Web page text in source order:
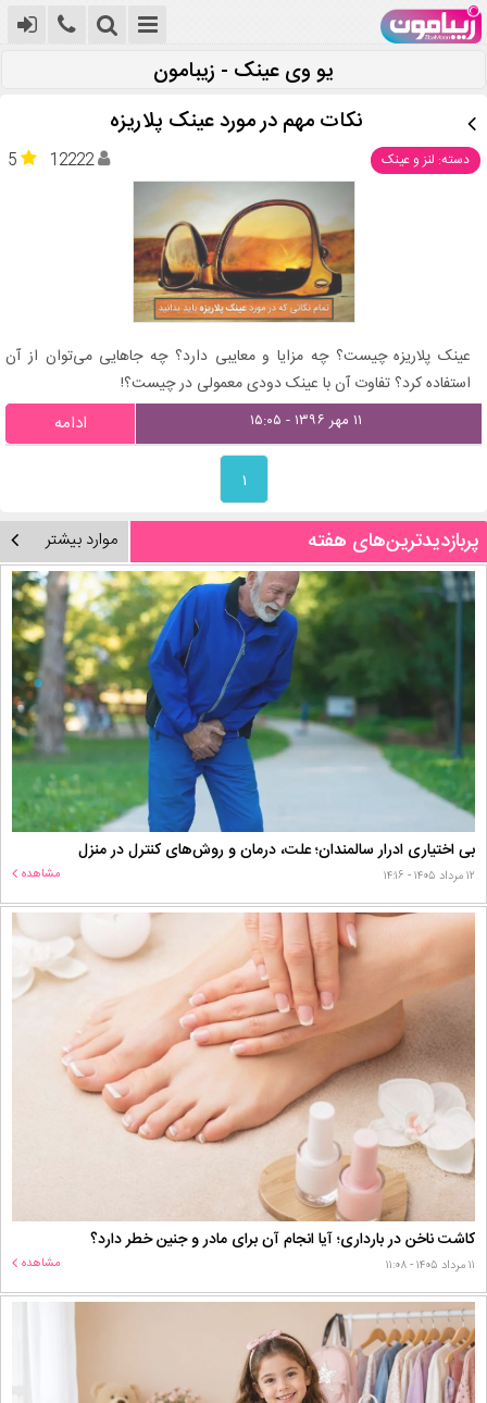
یو وی عینک - زیبامون
نکات مهم در مورد عینک پلاریزه
دسته: لنز و عینک 5 12222
عینک پلاریزه چیست؟ چه مزایا و معایبی دارد؟ چه جاهایی می‌توان از آن
استفاده کرد؟ تفاوت آن با عینک دودی معمولی در چیست؟!
۱۱ مهر ۱۳۹۶ - ۱۵:۰۵ ادامه
۱
پربازدیدترین‌های هفته موارد بیشتر
بی اختیاری ادرار سالمندان؛ علت، درمان و روش‌های کنترل در منزل
۱۲ مرداد ۱۴۰۵ - ۱۴:۱۶ مشاهده
کاشت ناخن در بارداری؛ آیا انجام آن برای مادر و جنین خطر دارد؟
۱۱ مرداد ۱۴۰۵ - ۱۱:۰۸ مشاهده